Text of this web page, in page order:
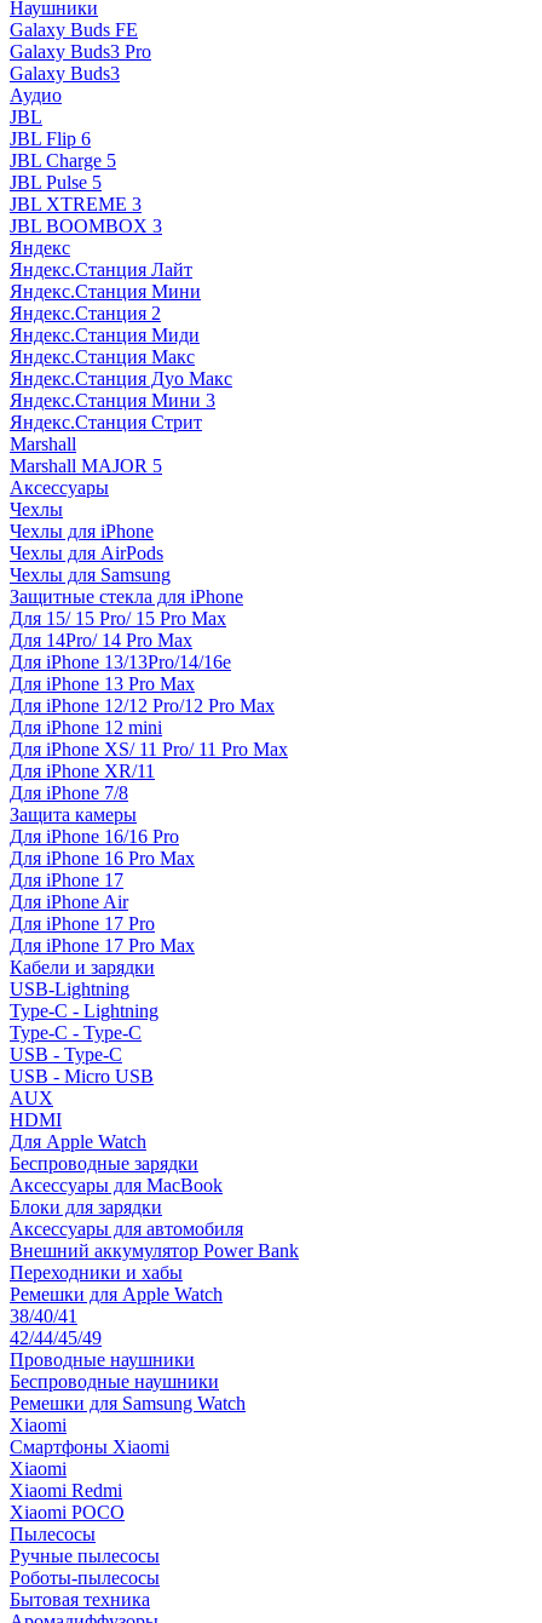
Наушники
Galaxy Buds FE
Galaxy Buds3 Pro
Galaxy Buds3
Аудио
JBL
JBL Flip 6
JBL Charge 5
JBL Pulse 5
JBL XTREME 3
JBL BOOMBOX 3
Яндекс
Яндекс.Станция Лайт
Яндекс.Станция Мини
Яндекс.Станция 2
Яндекс.Станция Миди
Яндекс.Станция Макс
Яндекс.Станция Дуо Макс
Яндекс.Станция Мини 3
Яндекс.Станция Стрит
Marshall
Marshall MAJOR 5
Аксессуары
Чехлы
Чехлы для iPhone
Чехлы для AirPods
Чехлы для Samsung
Защитные стекла для iPhone
Для 15/ 15 Pro/ 15 Pro Max
Для 14Pro/ 14 Pro Max
Для iPhone 13/13Pro/14/16e
Для iPhone 13 Pro Max
Для iPhone 12/12 Pro/12 Pro Max
Для iPhone 12 mini
Для iPhone XS/ 11 Pro/ 11 Pro Max
Для iPhone XR/11
Для iPhone 7/8
Защита камеры
Для iPhone 16/16 Pro
Для iPhone 16 Pro Max
Для iPhone 17
Для iPhone Air
Для iPhone 17 Pro
Для iPhone 17 Pro Max
Кабели и зарядки
USB-Lightning
Type-C - Lightning
Type-C - Type-C
USB - Type-C
USB - Micro USB
AUX
HDMI
Для Apple Watch
Беспроводные зарядки
Аксессуары для MacBook
Блоки для зарядки
Аксессуары для автомобиля
Внешний аккумулятор Power Bank
Переходники и хабы
Ремешки для Apple Watch
38/40/41
42/44/45/49
Проводные наушники
Беспроводные наушники
Ремешки для Samsung Watch
Xiaomi
Смартфоны Xiaomi
Xiaomi
Xiaomi Redmi
Xiaomi POCO
Пылесосы
Ручные пылесосы
Роботы-пылесосы
Бытовая техника